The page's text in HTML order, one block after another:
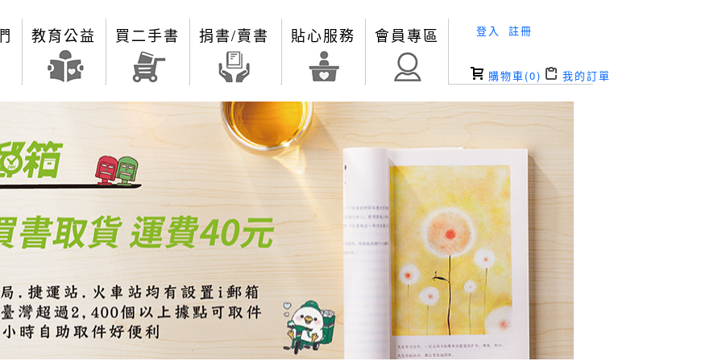
教育公益 買二手書 捐書/賣書 貼心服務 會員專區 登入 註冊
購物車(0) 我的訂單